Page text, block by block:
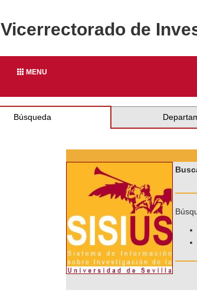
Vicerrectorado de
MENU
Búsqueda